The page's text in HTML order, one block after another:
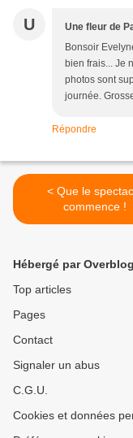
U Une fleur de
Bonsoir
bien frais... Je
photos sont
journée.
Répondre
< Que le spectacle
commence !
Hébergé par Overblog
Top articles
Pages
Contact
Signaler un abus
C.G.U.
Cookies et données